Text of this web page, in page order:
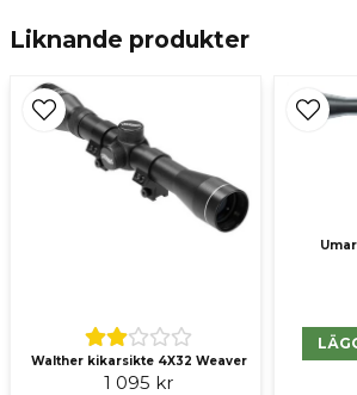
Ja, ni får publicera min fråga
Skicka fråga
Liknande produkter
Walther kikarsikte 4X32 Weaver
1 095 kr